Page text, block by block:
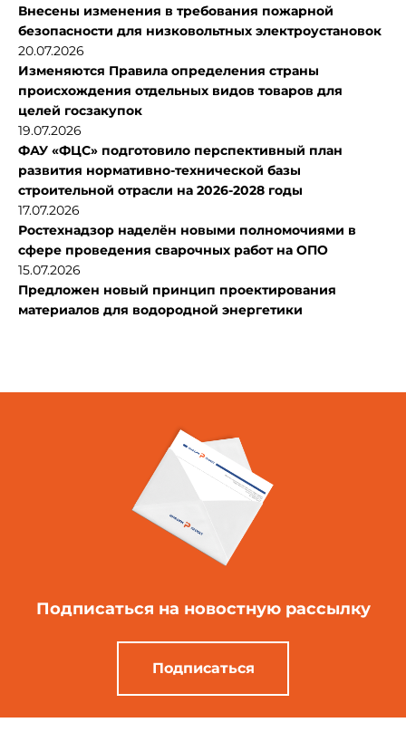
Внесены изменения в требования пожарной
безопасности для низковольтных электроустановок
20.07.2026
Изменяются Правила определения страны
происхождения отдельных видов товаров для
целей госзакупок
19.07.2026
ФАУ «ФЦС» подготовило перспективный план
развития нормативно-технической базы
строительной отрасли на 2026-2028 годы
17.07.2026
Ростехнадзор наделён новыми полномочиями в
сфере проведения сварочных работ на ОПО
15.07.2026
Предложен новый принцип проектирования
материалов для водородной энергетики
Подписаться на новостную рассылку
Подписаться